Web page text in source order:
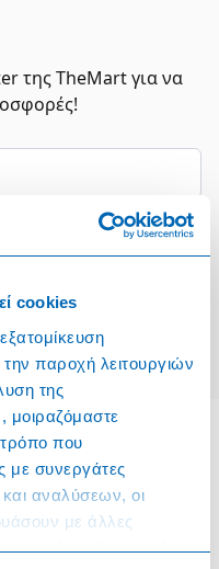
cookies
παροχή λειτουργιών
της
μοιραζόμαστε
που
με συνεργάτες
αναλύσεων, οι
με άλλες
ή τις οποίες
της TheMart για να